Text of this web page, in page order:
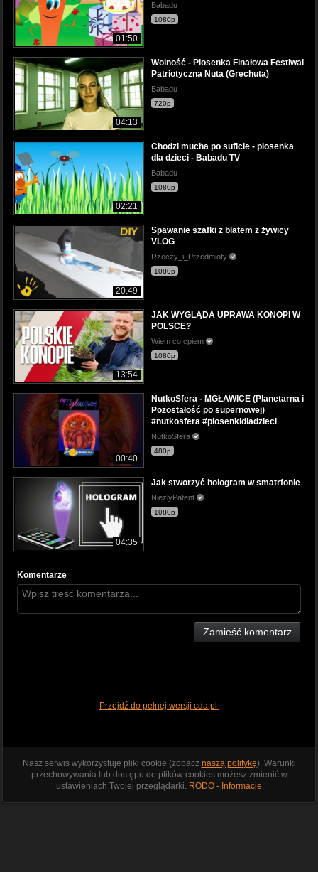
01:50
Babadu
1080p
04:13
Wolność - Piosenka Finałowa Festiwal
Patriotyczna Nuta (Grechuta)
Babadu
720p
02:21
Chodzi mucha po suficie - piosenka
dla dzieci - Babadu TV
Babadu
1080p
20:49
Spawanie szafki z blatem z żywicy
VLOG
Rzeczy_i_Przedmioty
1080p
13:54
JAK WYGLĄDA UPRAWA KONOPI W
POLSCE?
Wiem co ćpiem
1080p
00:40
NutkoSfera - MGŁAWICE (Planetarna i
Pozostałość po supernowej)
#nutkosfera #piosenkidladzieci
NutkoSfera
480p
04:35
Jak stworzyć hologram w smatrfonie
NiezlyPatent
1080p
Komentarze
Zamieść komentarz
Przejdź do pełnej wersji cda.pl
Nasz serwis wykorzystuje pliki cookie (zobacz naszą politykę). Warunki
przechowywania lub dostępu do plików cookies możesz zmienić w
ustawieniach Twojej przeglądarki. RODO - Informacje